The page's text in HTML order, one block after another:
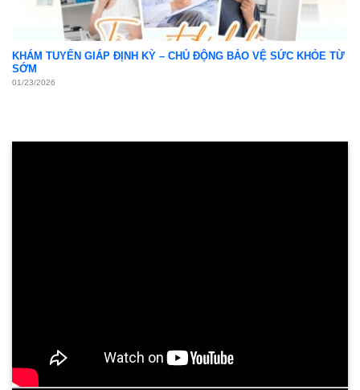
KHÁM TUYẾN GIÁP ĐỊNH KỲ – CHỦ ĐỘNG BẢO VỆ SỨC KHỎE TỪ
SỚM
01/23/2026